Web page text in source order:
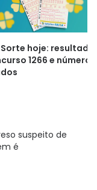
hoje: resultado
1266 e números
suspeito de
é